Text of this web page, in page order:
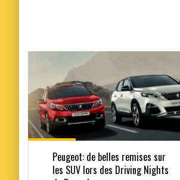
Peugeot: de belles remises sur
les SUV lors des Driving Nights